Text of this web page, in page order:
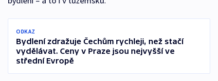
ODKAZ
Bydlení zdražuje Čechům rychleji, než stačí
vydělávat. Ceny v Praze jsou nejvyšší ve
střední Evropě